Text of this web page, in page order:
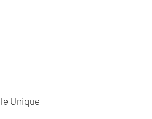
Unique